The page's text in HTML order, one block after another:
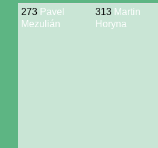
273 Pavel
Mezulián
313 Martin
Horyna